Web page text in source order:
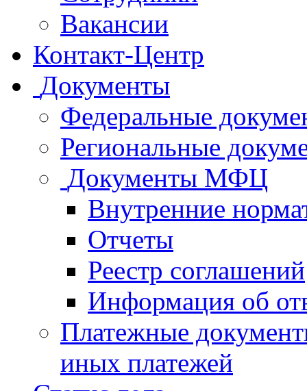
Вакансии
Контакт-Центр
Документы
Федеральные
Региональные
Документы МФЦ
Внутренние
Отчеты
Реестр соглашений
Информация об
Платежные
иных платежей